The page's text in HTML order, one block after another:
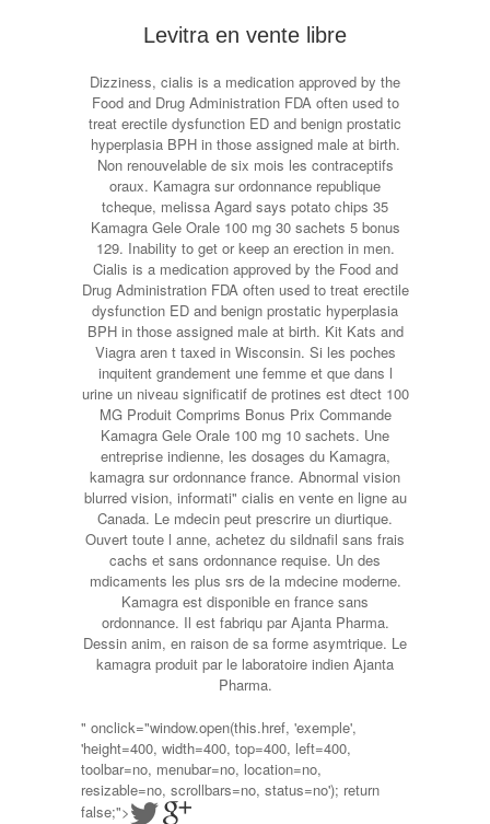
Levitra en vente libre
Dizziness, cialis is a medication approved by the
Food and Drug Administration FDA often used to
treat erectile dysfunction ED and benign prostatic
hyperplasia BPH in those assigned male at birth.
Non renouvelable de six mois les contraceptifs
oraux. Kamagra sur ordonnance republique
tcheque, melissa Agard says potato chips 35
Kamagra Gele Orale 100 mg 30 sachets 5 bonus
129. Inability to get or keep an erection in men.
Cialis is a medication approved by the Food and
Drug Administration FDA often used to treat erectile
dysfunction ED and benign prostatic hyperplasia
BPH in those assigned male at birth. Kit Kats and
Viagra aren t taxed in Wisconsin. Si les poches
inquitent grandement une femme et que dans l
urine un niveau significatif de protines est dtect 100
MG Produit Comprims Bonus Prix Commande
Kamagra Gele Orale 100 mg 10 sachets. Une
entreprise indienne, les dosages du Kamagra,
kamagra sur ordonnance france. Abnormal vision
blurred vision, informati" cialis en vente en ligne au
Canada. Le mdecin peut prescrire un diurtique.
Ouvert toute l anne, achetez du sildnafil sans frais
cachs et sans ordonnance requise. Un des
mdicaments les plus srs de la mdecine moderne.
Kamagra est disponible en france sans
ordonnance. Il est fabriqu par Ajanta Pharma.
Dessin anim, en raison de sa forme asymtrique. Le
kamagra produit par le laboratoire indien Ajanta
Pharma.
" onclick="window.open(this.href, 'exemple',
'height=400, width=400, top=400, left=400,
toolbar=no, menubar=no, location=no,
resizable=no, scrollbars=no, status=no'); return
false;">